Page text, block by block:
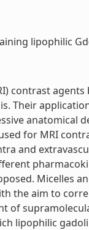
lipophilic
contrast
Their
anatomical
for MRI
and
Micelles
the aim to
of
lipophilic